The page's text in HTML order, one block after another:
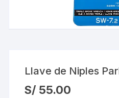
Llave de Niples
S/ 55.00